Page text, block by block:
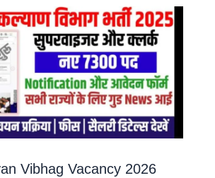
Vibhag Vacancy 2026